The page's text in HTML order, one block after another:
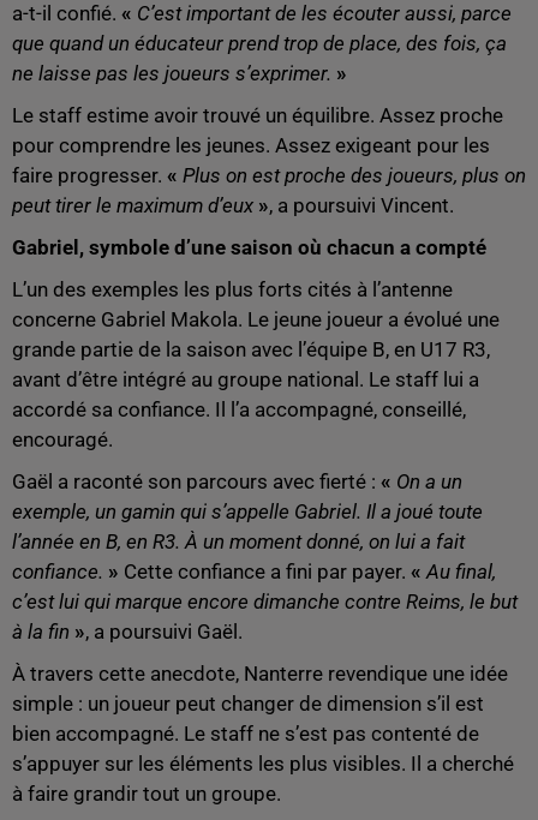
a-t-il confié. « C’est important de les écouter aussi, parce
que quand un éducateur prend trop de place, des fois, ça
ne laisse pas les joueurs s’exprimer. »
Le staff estime avoir trouvé un équilibre. Assez proche
pour comprendre les jeunes. Assez exigeant pour les
faire progresser. « Plus on est proche des joueurs, plus on
peut tirer le maximum d’eux », a poursuivi Vincent.
Gabriel, symbole d’une saison où chacun a compté
L’un des exemples les plus forts cités à l’antenne
concerne Gabriel Makola. Le jeune joueur a évolué une
grande partie de la saison avec l’équipe B, en U17 R3,
avant d’être intégré au groupe national. Le staff lui a
accordé sa confiance. Il l’a accompagné, conseillé,
encouragé.
Gaël a raconté son parcours avec fierté : « On a un
exemple, un gamin qui s’appelle Gabriel. Il a joué toute
l’année en B, en R3. À un moment donné, on lui a fait
confiance. » Cette confiance a fini par payer. «Au final,
c’est lui qui marque encore dimanche contre Reims, le but
à la fin », a poursuivi Gaël.
À travers cette anecdote, Nanterre revendique une idée
simple : un joueur peut changer de dimension s’il est
bien accompagné. Le staff ne s’est pas contenté de
s’appuyer sur les éléments les plus visibles. Il a cherché
à faire grandir tout un groupe.